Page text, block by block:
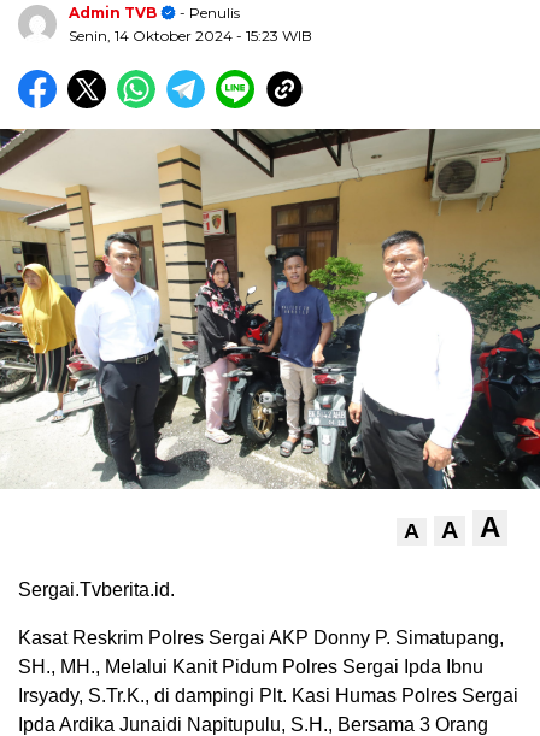
Admin TVB
- Penulis
Senin, 14 Oktober 2024 - 15:23 WIB
A A A
Sergai.Tvberita.id.
Kasat Reskrim Polres Sergai AKP Donny P. Simatupang,
SH., MH., Melalui Kanit Pidum Polres Sergai Ipda Ibnu
Irsyady, S.Tr.K., di dampingi Plt. Kasi Humas Polres Sergai
Ipda Ardika Junaidi Napitupulu, S.H., Bersama 3 Orang